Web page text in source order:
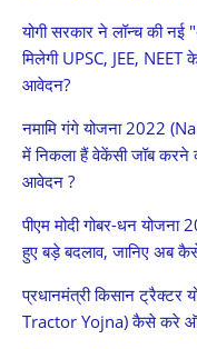
योगी सरकार ने लॉन्च की
मिलेगी UPSC, JEE,
आवेदन?
नमामि गंगे योजना 2022
में निकला हैं वेकेंसी जॉब करने
आवेदन ?
पीएम मोदी गोबर-धन
हुए बड़े बदलाव, जानिए अब
प्रधानमंत्री किसान
Tractor Yojna) कैसे करे